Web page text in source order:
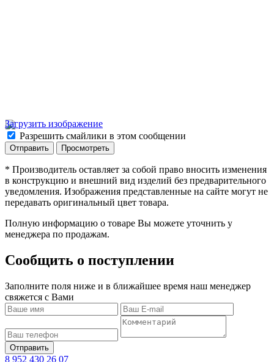
Загрузить изображение
Разрешить смайлики в этом сообщении
* Производитель оставляет за собой право вносить изменения
в конструкцию и внешний вид изделий без предварительного
уведомления. Изображения представленные на сайте могут не
передавать оригинальный цвет товара.
Полную информацию о товаре Вы можете уточнить у
менеджера по продажам.
Сообщить о поступлении
Заполните поля ниже и в ближайшее время наш менеджер
свяжется с Вами
8 952 430 26 07